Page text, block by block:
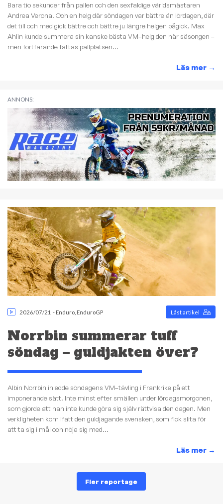
Bara tio sekunder från pallen och den sexfaldige världsmästaren
Andrea Verona. Och en helg där söndagen var bättre än lördagen, där
det till och med gick bättre och bättre ju längre helgen pågick. Max
Ahlin kunde summera sin kanske bästa VM–helg den här säsongen –
men fortfarande fattas pallplatsen...
Läs mer →
ANNONS:
2026/07/21 - Enduro EnduroGP Låst artikel
Norrbin summerar tuff
söndag – guldjakten över?
Albin Norrbin inledde söndagens VM–tävling i Frankrike på ett
imponerande sätt. Inte minst efter smällen under lördagsmorgonen,
som gjorde att han inte kunde göra sig själv rättvisa den dagen. Men
verkligheten kom ifatt den guldjagande svensken, som fick slita för
att ta sig i mål och nöja sig med...
Läs mer →
Fler reportage